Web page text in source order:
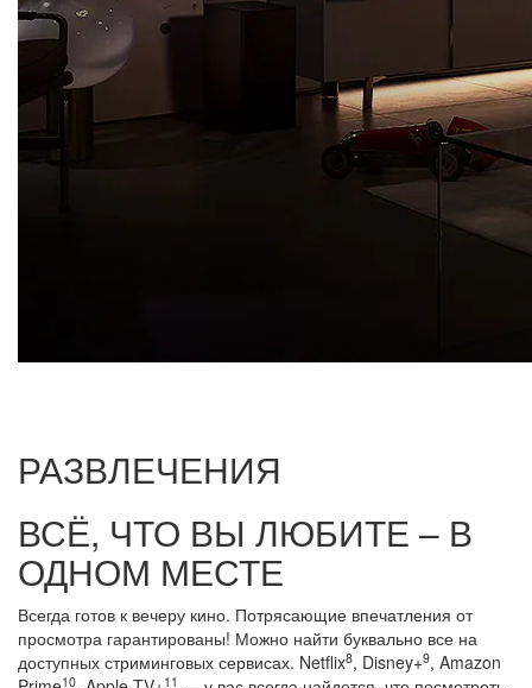
РАЗВЛЕЧЕНИЯ
ВСЁ, ЧТО ВЫ ЛЮБИТЕ – В
ОДНОМ МЕСТЕ
Всегда готов к вечеру кино. Потрясающие впечатления от
просмотра гарантированы! Можно найти буквально все на
доступных стриминговых сервисах. Netflix8, Disney+9, Amazon
10 11